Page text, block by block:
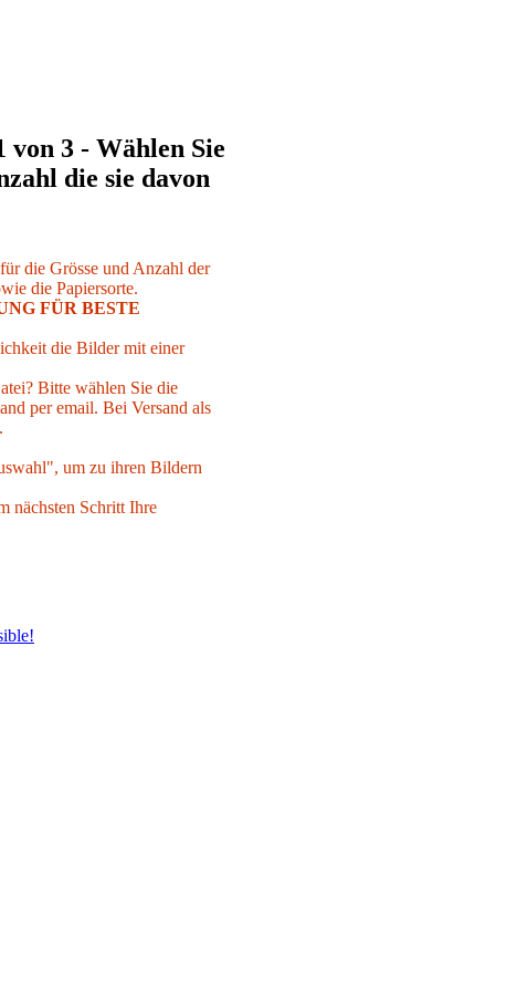
3 - Wählen Sie
die sie davon
die Grösse und Anzahl der
die Papiersorte.
FÜR BESTE
die Bilder mit einer
Bitte wählen Sie die
per email. Bei Versand als
um zu ihren Bildern
nächsten Schritt Ihre